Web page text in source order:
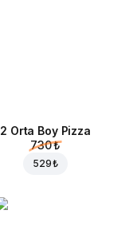
2 Orta Boy Pizza
730 ₺
529 ₺